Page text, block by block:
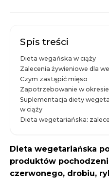
Spis treści
Dieta wegańska w ciąży
Zalecenia żywieniowe dla
Czym zastąpić mięso
Zapotrzebowanie w
Suplementacja diety
w ciąży
Dieta wegetariańska:
Dieta wegetariańska
produktów
czerwonego, drobiu,